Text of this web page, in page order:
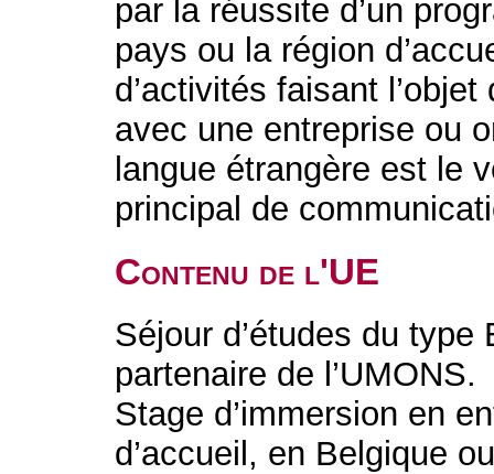
par la réussite d’un
pays ou la région
d’activités faisant
avec une entreprise ou
langue étrangère est le
principal de
Contenu de l'UE
Séjour d’études du
partenaire de l’UMONS.
Stage d’immersion en
d’accueil, en Belgique